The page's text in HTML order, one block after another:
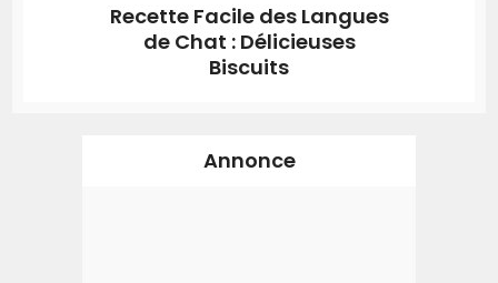
Recette Facile des Langues
de Chat : Délicieuses
Biscuits
Annonce